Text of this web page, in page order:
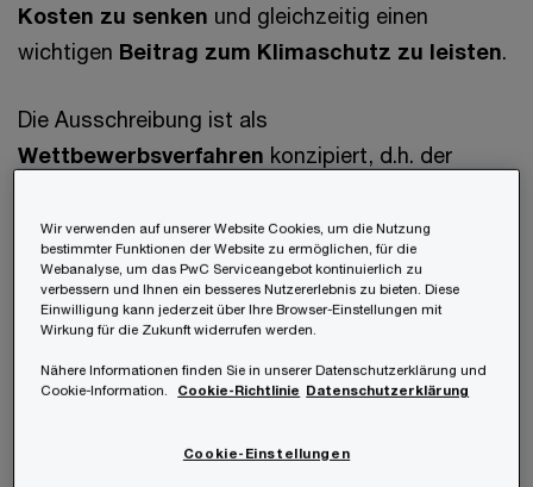
Kosten zu senken und gleichzeitig einen
wichtigen Beitrag zum Klimaschutz zu leisten.
Die Ausschreibung ist als
Wettbewerbsverfahren konzipiert, d.h. der
spezifischen Förderungskosten pro eingesparter
Megawattstunde. Schnelle Projekt-Umsetzung
wird ebenso durch bessere Reihung belohnt.
Die Ausschreibung auf einen Blick
Wir verwenden auf unserer Website Cookies, um die Nutzung
bestimmter Funktionen der Website zu ermöglichen, für die
Webanalyse, um das PwC Serviceangebot kontinuierlich zu
verbessern und Ihnen ein besseres Nutzererlebnis zu bieten. Diese
Einwilligung kann jederzeit über Ihre Browser-Einstellungen mit
Wirkung für die Zukunft widerrufen werden.
Nähere Informationen finden Sie in unserer Datenschutzerklärung und
Cookie-Information.
Cookie-Richtlinie Datenschutzerklärung
Cookie-Einstellungen